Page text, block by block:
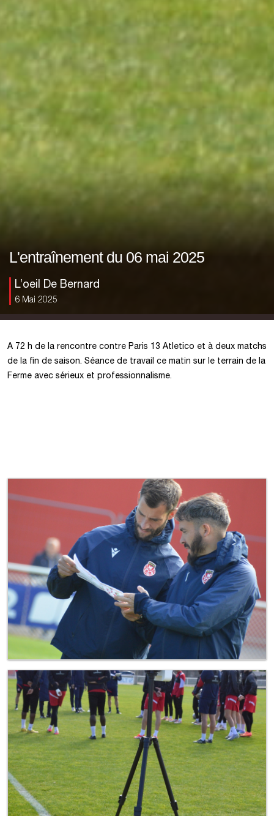
L'entraînement du 06 mai 2025
L’oeil De Bernard
6 Mai 2025
A 72 h de la rencontre contre Paris 13 Atletico et à deux matchs
de la fin de saison. Séance de travail ce matin sur le terrain de la
Ferme avec sérieux et professionnalisme.